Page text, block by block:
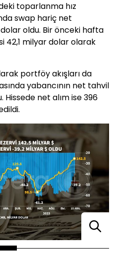
toparlanma hız
swap hariç net
oldu. Bir önceki hafta
42,1 milyar dolar olarak
portföy akışları da
yabancının net tahvil
Hissede net alım ise 396